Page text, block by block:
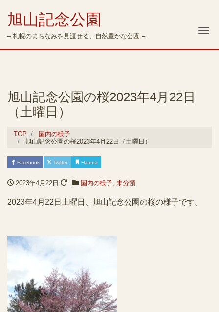
旭山記念公園
– 札幌のまちなみを見渡せる、自然豊かな公園 –
旭山記念公園の桜2023年4月22日
（土曜日）
TOP
園内の様子
旭山記念公園の桜2023年4月22日（土曜日）
Facebook Twitter Hatena
2023年4月22日 園内の様子, 未分類
2023年4月22日土曜日、旭山記念公園の桜の様子です。